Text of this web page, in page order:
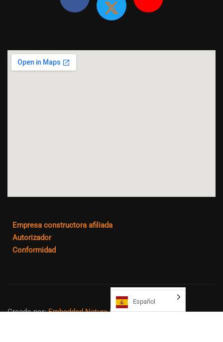
Empresa constructora afiliada
Autorizador
Conformidad
Creado por:Embedded Nature LLC
Español